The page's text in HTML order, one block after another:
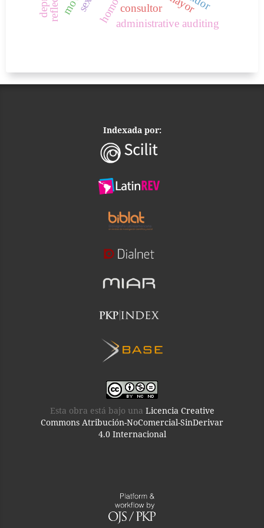
administrative auditing
consultor
Indexada por:
Esta obra está bajo una Licencia Creative
Commons Atribución-NoComercial-SinDerivar
4.0 Internacional